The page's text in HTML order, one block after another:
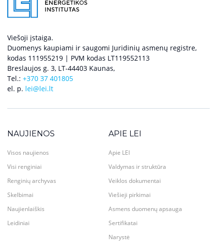
Viešoji įstaiga.
Duomenys kaupiami ir saugomi Juridinių asmenų registre,
kodas 111955219 | PVM kodas LT119552113
Breslaujos g. 3, LT-44403 Kaunas,
Tel.: +370 37 401805
el. p. lei@lei.lt
NAUJIENOS
Visos naujienos
Visi renginiai
Renginių archyvas
Skelbimai
Naujienlaiškis
Leidiniai
APIE LEI
Apie LEI
Valdymas ir struktūra
Veiklos dokumentai
Viešieji pirkimai
Asmens duomenų apsauga
Sertifikatai
Narystė